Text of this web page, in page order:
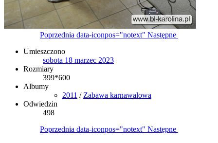
Poprzednia data-iconpos="notext" Następne
Umieszczono
sobota 18 marzec 2023
Rozmiary
399*600
Albumy
2011 / Zabawa karnawalowa
Odwiedzin
498
Poprzednia data-iconpos="notext" Następne